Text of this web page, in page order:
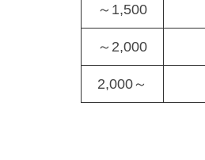
～1,500
～2,000
2,000～